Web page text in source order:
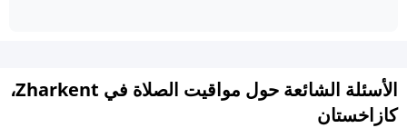
الأسئلة الشائعة حول مواقيت الصلاة في Zharkent،
كازاخستان